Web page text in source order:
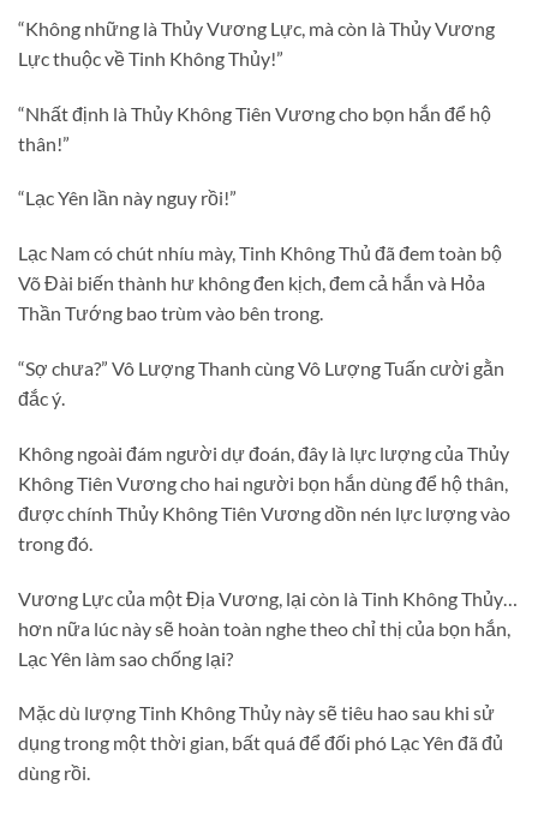
“Không những là Thủy Vương Lực, mà còn là Thủy Vương
Lực thuộc về Tinh Không Thủy!”
“Nhất định là Thủy Không Tiên Vương cho bọn hắn để hộ
thân!”
“Lạc Yên lần này nguy rồi!”
Lạc Nam có chút nhíu mày, Tinh Không Thủ đã đem toàn bộ
Võ Đài biến thành hư không đen kịch, đem cả hắn và Hỏa
Thần Tướng bao trùm vào bên trong.
“Sợ chưa?” Vô Lượng Thanh cùng Vô Lượng Tuấn cười gằn
đắc ý.
Không ngoài đám người dự đoán, đây là lực lượng của Thủy
Không Tiên Vương cho hai người bọn hắn dùng để hộ thân,
được chính Thủy Không Tiên Vương dồn nén lực lượng vào
trong đó.
Vương Lực của một Địa Vương, lại còn là Tinh Không Thủy…
hơn nữa lúc này sẽ hoàn toàn nghe theo chỉ thị của bọn hắn,
Lạc Yên làm sao chống lại?
Mặc dù lượng Tinh Không Thủy này sẽ tiêu hao sau khi sử
dụng trong một thời gian, bất quá để đối phó Lạc Yên đã đủ
dùng rồi.